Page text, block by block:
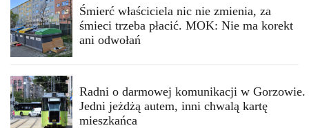
Śmierć właściciela nic nie zmienia, za
śmieci trzeba płacić. MOK: Nie ma korekt
ani odwołań
Radni o darmowej komunikacji w Gorzowie.
Jedni jeżdżą autem, inni chwalą kartę
mieszkańca